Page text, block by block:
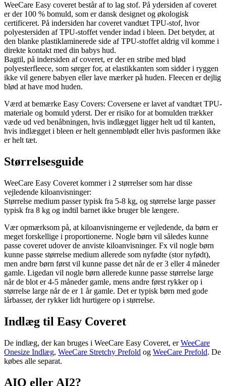
WeeCare Easy coveret består af to lag stof. På ydersiden af coveret
er der 100 % bomuld, som er dansk designet og økologisk
certificeret. På indersiden har coveret vandtæt TPU-stof, hvor
polyestersiden af TPU-stoffet vender indad i bleen. Det betyder, at
den blanke plastiklaminerede side af TPU-stoffet aldrig vil komme i
direkte kontakt med din babys hud.
Bagtil, på indersiden af coveret, er der en stribe med blød
polyesterfleece, som sørger for, at elastikkanten som sidder i ryggen
ikke vil genere babyen eller lave mærker på huden. Fleecen er dejlig
blød at have mod huden.
Værd at bemærke Easy Covers: Coversene er lavet af vandtæt TPU-
materiale og bomuld yderst. Der er risiko for at bomulden trækker
væde ud ved benåbningen, hvis indlægget ligger helt ud til kanten,
hvis indlægget i bleen er helt gennemblødt eller hvis pasformen ikke
er helt tæt.
Størrelsesguide
WeeCare Easy Coveret kommer i 2 størrelser som har disse
vejledende kiloanvisninger:
Størrelse medium passer typisk fra 5-8 kg, og størrelse large passer
typisk fra 8 kg og indtil barnet ikke bruger ble længere.
Vær opmærksom på, at kiloanvisningerne er vejledende, da børn er
meget forskellige i proportionerne. Nogle børn vil således kunne
passe coveret udover de anviste kiloanvisninger. Fx vil nogle børn
kunne passe størrelse medium allerede som nyfødte (stor nyfødt),
men andre børn først vil kunne passe det når de er 3 eller 4 måneder
gamle. Ligedan vil nogle børn allerede kunne passe størrelse large
når de blot er 4-5 måneder gamle, mens andre først rykker op i
størrelse large når de er 1 år gamle. Det er typisk børn med gode
lårbasser, der rykker lidt hurtigere op i størrelse.
Indlæg til Easy Coveret
De indlæg, der kan bruges i WeeCare Easy Coveret, erWeeCare
Onesize Indlæg, WeeCare Stretchy Prefold og WeeCare Prefold. De
købes alle separat.
AIO eller AI2?